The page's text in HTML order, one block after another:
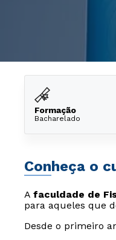
Formação
Bacharelado
Conheça o
A faculdade de
para aqueles que
Desde o primeiro